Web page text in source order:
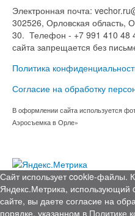
Электронная почта:
302526, Орловская область,
30. Телефон - +7 991 410 48
сайта запрещается без
Политика
Согласие на обработку
В оформлении сайта используется
Аэросъемка в Орле»
Сайт использует cookie-файлы.
Яндекс.Метрика,
сайте, вы даете согласие на
порядке, указанном в Политике